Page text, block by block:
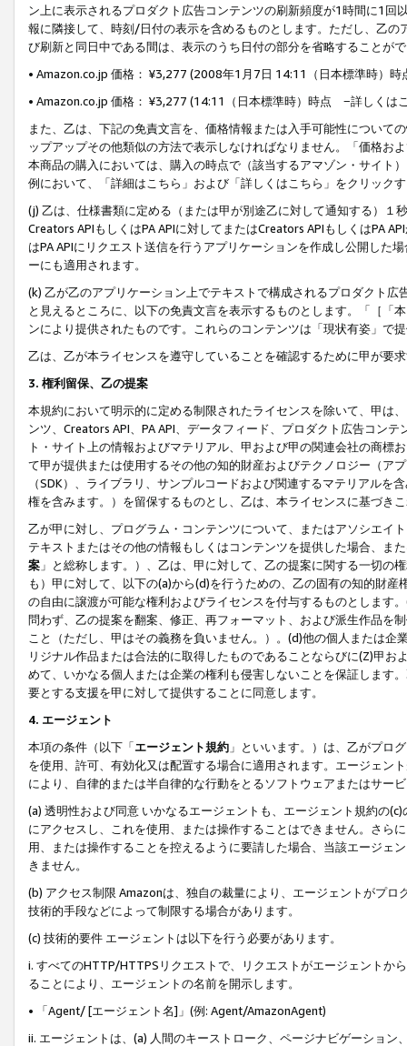
ン上に表示されるプロダクト広告コンテンツの刷新頻度が1時間に1
報に隣接して、時刻/日付の表示を含めるものとします。ただし、乙
び刷新と同日中である間は、表示のうち日付の部分を省略することが
• Amazon.co.jp 価格： ¥3,277 (2008年1月7日 14:11（日本標準時）
• Amazon.co.jp 価格： ¥3,277 (14:11（日本標準時）時点 −詳しくは
また、乙は、下記の免責文言を、価格情報または入手可能性について
ップアップその他類似の方法で表示しなければなりません。「価格
本商品の購入においては、購入の時点で（該当するアマゾン・サイト
例において、「詳細はこちら」および「詳しくはこちら」をクリック
(j) 乙は、仕様書類に定める（または甲が別途乙に対して通知する）
Creators APIもしくはPA APIに対してまたはCreators APIもしくはPA
はPA APIにリクエスト送信を行うアプリケーションを作成し公開した
ーにも適用されます。
(k) 乙が乙のアプリケーション上でテキストで構成されるプロダクト
と見えるところに、以下の免責文言を表示するものとします。「［「
ンにより提供されたものです。これらのコンテンツは「現状有姿」で
乙は、乙が本ライセンスを遵守していることを確認するために甲が要
3. 権利留保、乙の提案
本規約において明示的に定める制限されたライセンスを除いて、甲は
ンツ、Creators API、PA API、データフィード、プロダクト広告コン
ト・サイト上の情報およびマテリアル、甲および甲の関連会社の商
て甲が提供または使用するその他の知的財産およびテクノロジー（ア
（SDK）、ライブラリ、サンプルコードおよび関連するマテリアル
権を含みます。）を留保するものとし、乙は、本ライセンスに基づき
乙が甲に対し、プログラム・コンテンツについて、またはアソシエイ
テキストまたはその他の情報もしくはコンテンツを提供した場合、ま
案 」と総称します。）、乙は、甲に対して、乙の提案に関する一切
も）甲に対して、以下の(a)から(d)を行うための、乙の固有の知的財
の自由に譲渡が可能な権利およびライセンスを付与するものとします
問わず、乙の提案を翻案、修正、再フォーマット、および派生作品を
こと（ただし、甲はその義務を負いません。）。(d)他の個人または
リジナル作品または合法的に取得したものであることならびに(Z)甲
めて、いかなる個人または企業の権利も侵害しないことを保証します
要とする支援を甲に対して提供することに同意します。
4. エージェント
本項の条件（以下「エージェント規約 」といいます。）は、乙がプロ
を使用、許可、有効化又は配置する場合に適用されます。エージェン
により、自律的または半自律的な行動をとるソフトウェアまたはサー
(a) 透明性および同意 いかなるエージェントも、エージェント規約の
にアクセスし、これを使用、または操作することはできません。さら
用、または操作することを控えるように要請した場合、当該エージェ
きません。
(b) アクセス制限 Amazonは、独自の裁量により、エージェントがプ
技術的手段などによって制限する場合があります。
(c) 技術的要件 エージェントは以下を行う必要があります。
i. すべてのHTTP/HTTPSリクエストで、リクエストがエージェントか
ることにより、エージェントの名前を開示します。
• 「Agent/ [エージェント名]」(例: Agent/AmazonAgent)
ii. エージェントは、(a) 人間のキーストローク、ページナビゲーショ